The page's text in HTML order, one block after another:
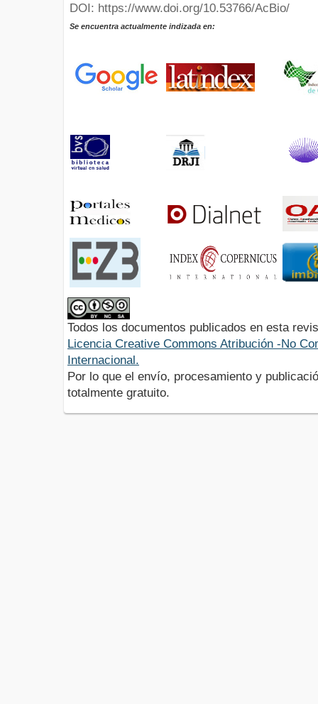
DOI: https://www.doi.org/10.53766/AcBio/
Se encuentra actualmente indizada en:
Todos los documentos publicados en esta
Licencia Creative Commons Atribución -No
Internacional.
Por lo que el envío, procesamiento y
totalmente gratuito.